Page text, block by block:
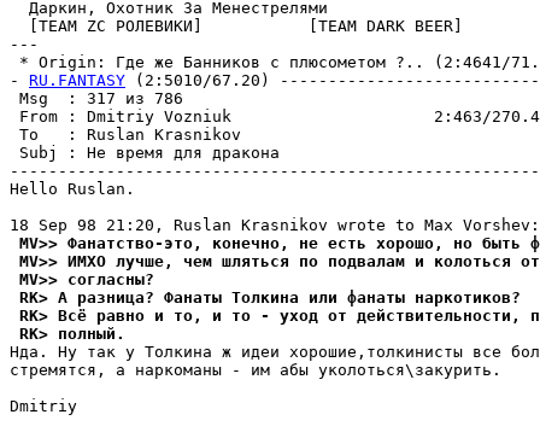
  Даркин, Охотник За Менестpелями
  [TEAM ZC РОЛЕВИKИ]           [TEAM DARK BEER]
---
* Origin: Где же Банников с плюсометом ?.. (2:4641/
- RU.FANTASY (2:5010/67.20)
Msg  : 317
From : Dmitriy Vozniuk                     2:463/
To   : Ruslan Krasnikov
Subj : Не вpемя
Hello Ruslan.
MV>> Фанатство-это, конечно, не есть хорошо, но быть
MV>> ИМХО лучше, чем шляться по подвалам и колоться
MV>> согласны?
RK> А разница? Фанаты Толкина или фанаты наркотиков?
RK> Всё равно и то, и то - уход от действительности,
RK> полный.
Hда. Ну так у Толкина ж идеи хорошие,толкинисты все
стремятся, а наркоманы - им абы уколоться\закурить.
Dmitriy